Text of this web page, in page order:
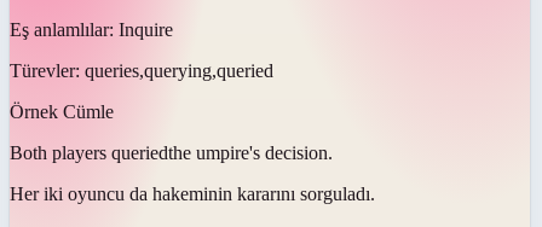
Eş anlamlılar: Inquire
Türevler: queries,querying,queried
Örnek Cümle
Both players queriedthe umpire's decision.
Her iki oyuncu da hakeminin kararını sorguladı.